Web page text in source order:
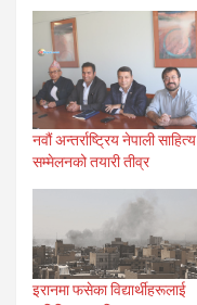
नवौं अन्तर्राष्ट्रिय नेपाली साहित्य
सम्मेलनको तयारी तीव्र
इरानमा फसेका विद्यार्थीहरूलाई